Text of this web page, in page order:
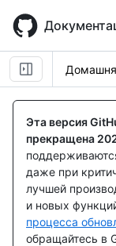
main
content
Эта версия
прекращена
даже при
лучшей
и новых
процесса
обращайтесь в